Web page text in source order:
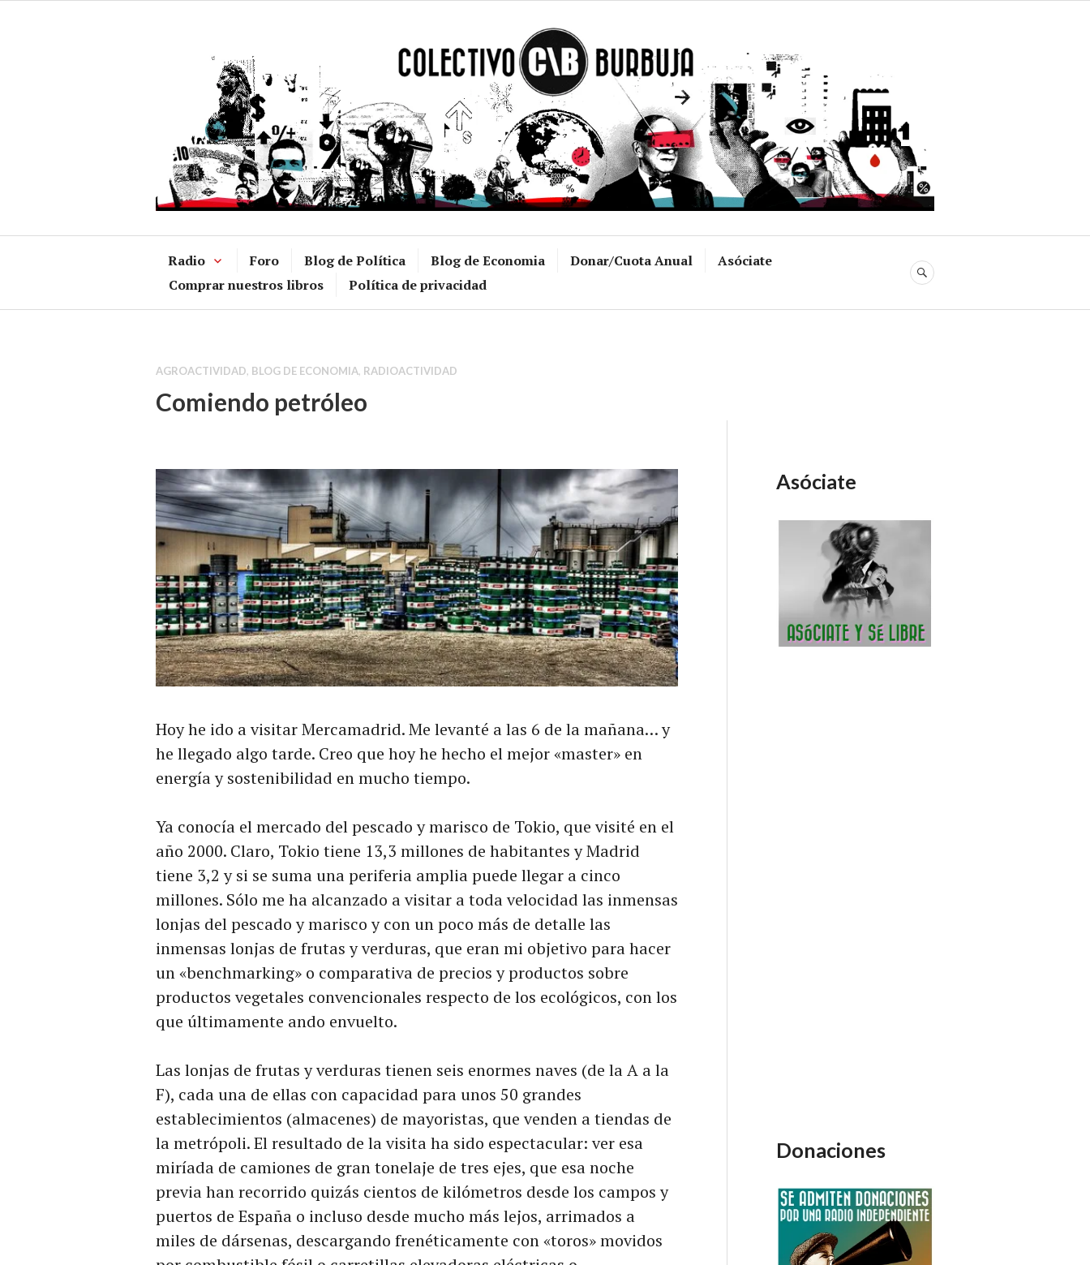
Radio Foro Blog de Política Blog de Economia Donar/Cuota Anual
Asóciate
Comprar nuestros libros
Política de privacidad
BUSCAR
AGROACTIVIDAD, BLOG DE ECONOMIA, RADIOACTIVIDAD
Comiendo petróleo
Hoy he ido a visitar Mercamadrid. Me levanté a las 6 de la mañana… y
he llegado algo tarde. Creo que hoy he hecho el mejor «master» en
energía y sostenibilidad en mucho tiempo.
Ya conocía el mercado del pescado y marisco de Tokio, que visité en el
año 2000. Claro, Tokio tiene 13,3 millones de habitantes y Madrid
tiene 3,2 y si se suma una periferia amplia puede llegar a cinco
millones. Sólo me ha alcanzado a visitar a toda velocidad las inmensas
lonjas del pescado y marisco y con un poco más de detalle las
inmensas lonjas de frutas y verduras, que eran mi objetivo para hacer
un «benchmarking» o comparativa de precios y productos sobre
productos vegetales convencionales respecto de los ecológicos, con los
que últimamente ando envuelto.
Las lonjas de frutas y verduras tienen seis enormes naves (de la A a la
F), cada una de ellas con capacidad para unos 50 grandes
establecimientos (almacenes) de mayoristas, que venden a tiendas de
la metrópoli. El resultado de la visita ha sido espectacular: ver esa
miríada de camiones de gran tonelaje de tres ejes, que esa noche
previa han recorrido quizás cientos de kilómetros desde los campos y
puertos de España o incluso desde mucho más lejos, arrimados a
miles de dársenas, descargando frenéticamente con «toros» movidos
Asóciate
Donaciones